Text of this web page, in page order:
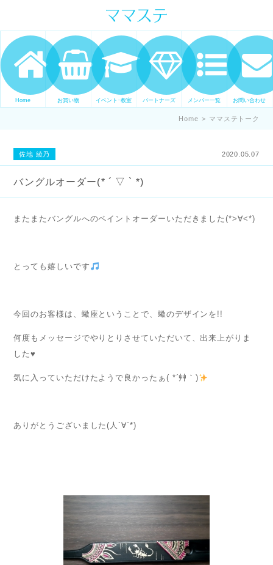
ママの才能発信します。 手づくり
表現ステージ ママステ スキル・セ
ンスを表現したいママが集まって
ます。
Home お買い物 イベント･教室 パートナーズ メンバー一覧 お問い合わせ
Home > ママステトーク
佐地 綾乃 2020.05.07
バングルオーダー(* ´ ▽ ` *)
またまたバングルへのペイントオーダーいただきました(*>∀<*)
とっても嬉しいです
今回のお客様は、蠍座ということで、蠍のデザインを!!
何度もメッセージでやりとりさせていただいて、出来上がりま
した♥️
気に入っていただけたようで良かったぁ( *´艸｀)
ありがとうございました(人´∀`*)